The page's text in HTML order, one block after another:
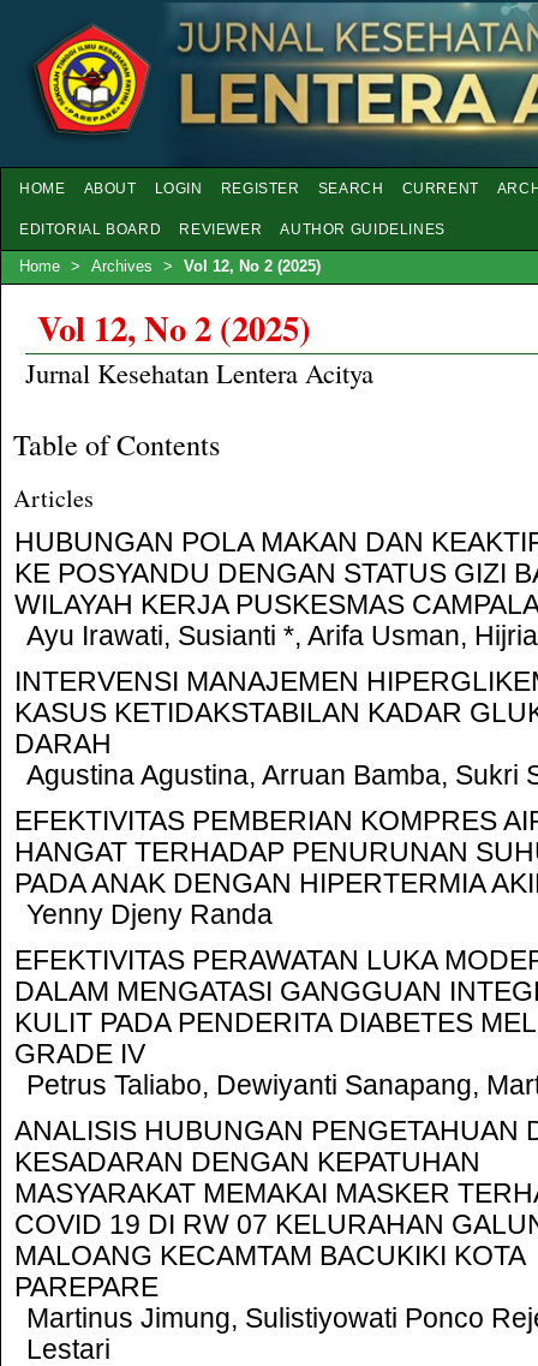
HOME ABOUT LOGIN REGISTER SEARCH CURRENT
EDITORIAL BOARD REVIEWER AUTHOR GUIDELINES
Home > Archives > Vol 12, No 2 (2025)
Vol 12, No 2 (2025)
Jurnal Kesehatan Lentera Acitya
Table of Contents
Articles
HUBUNGAN POLA MAKAN DAN
KE POSYANDU DENGAN STATUS GIZI
WILAYAH KERJA PUSKESMAS
Ayu Irawati, Susianti *, Arifa Usman,
INTERVENSI MANAJEMEN
KASUS KETIDAKSTABILAN KADAR
DARAH
Agustina Agustina, Arruan Bamba, Sukri
EFEKTIVITAS PEMBERIAN KOMPRES
HANGAT TERHADAP PENURUNAN
PADA ANAK DENGAN HIPERTERMIA
Yenny Djeny Randa
EFEKTIVITAS PERAWATAN LUKA
DALAM MENGATASI GANGGUAN
KULIT PADA PENDERITA DIABETES
GRADE IV
Petrus Taliabo, Dewiyanti Sanapang,
ANALISIS HUBUNGAN PENGETAHUAN
KESADARAN DENGAN KEPATUHAN
MASYARAKAT MEMAKAI MASKER
COVID 19 DI RW 07 KELURAHAN
MALOANG KECAMTAM BACUKIKI KOTA
PAREPARE
Martinus Jimung, Sulistiyowati Ponco
Lestari